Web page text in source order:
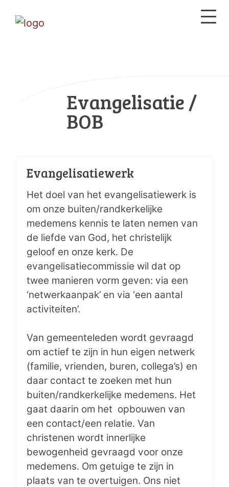
Evangelisatie /
BOB
Evangelisatiewerk
Het doel van het evangelisatiewerk is
om onze buiten/randkerkelijke
medemens kennis te laten nemen van
de liefde van God, het christelijk
geloof en onze kerk. De
evangelisatiecommissie wil dat op
twee manieren vorm geven: via een
‘netwerkaanpak’ en via ‘een aantal
activiteiten’.
Van gemeenteleden wordt gevraagd
om actief te zijn in hun eigen netwerk
(familie, vrienden, buren, collega’s) en
daar contact te zoeken met hun
buiten/randkerkelijke medemens. Het
gaat daarin om het opbouwen van
een contact/een relatie. Van
christenen wordt innerlijke
bewogenheid gevraagd voor onze
medemens. Om getuige te zijn in
plaats van te overtuigen. Ons niet